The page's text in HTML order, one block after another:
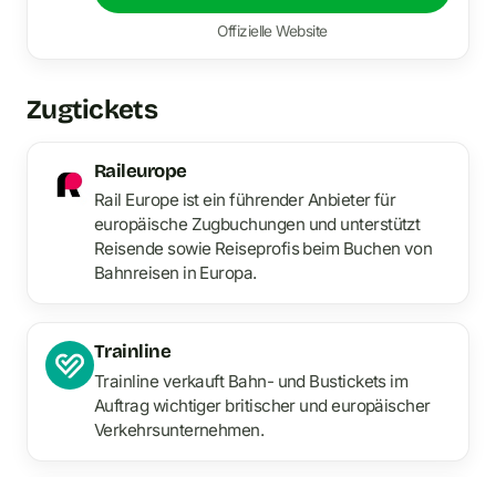
Offizielle Website
Zugtickets
Raileurope
Rail Europe ist ein führender Anbieter für
europäische Zugbuchungen und unterstützt
Reisende sowie Reiseprofis beim Buchen von
Bahnreisen in Europa.
Trainline
Trainline verkauft Bahn- und Bustickets im
Auftrag wichtiger britischer und europäischer
Verkehrsunternehmen.